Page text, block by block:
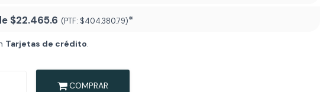
$22.465.6 (PTF: $404.380.79)*
Tarjetas de crédito.
COMPRAR